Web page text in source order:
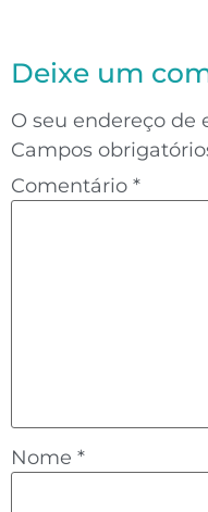
Deixe um
O seu endereço de
Campos
Comentário *
Nome *